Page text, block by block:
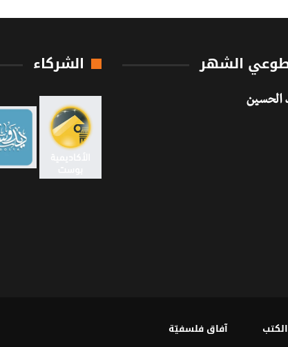
الشهر
الحسين
الشركاء
آفاق فلسفيّة‎